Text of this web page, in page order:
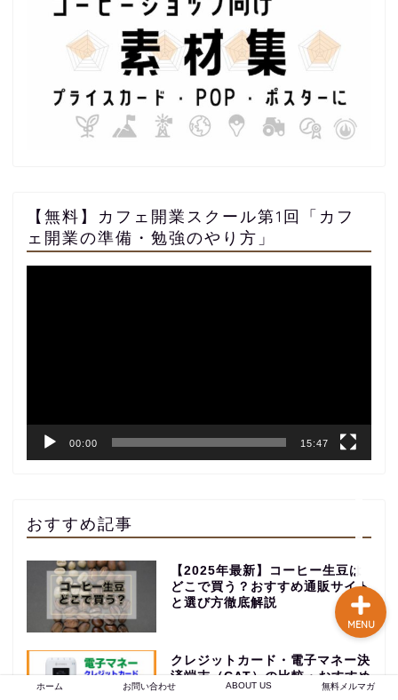
【無料】カフェ開業スクール第1回「カフ
ェ開業の準備・勉強のやり方」
00:00 15:47
おすすめ記事
【2025年最新】コーヒー生豆は
どこで買う？おすすめ通販サイト
と選び方徹底解説
クレジットカード・電子マネー決
済端末（CAT）の比較・おすすめ
ランキング【現場の使い勝手重
ホーム お問い合わせ ABOUT US 無料メルマガ
MENU
準備・やり方まとめ
【完全版】小さなカフェ
【焙煎士歴16年のプロが